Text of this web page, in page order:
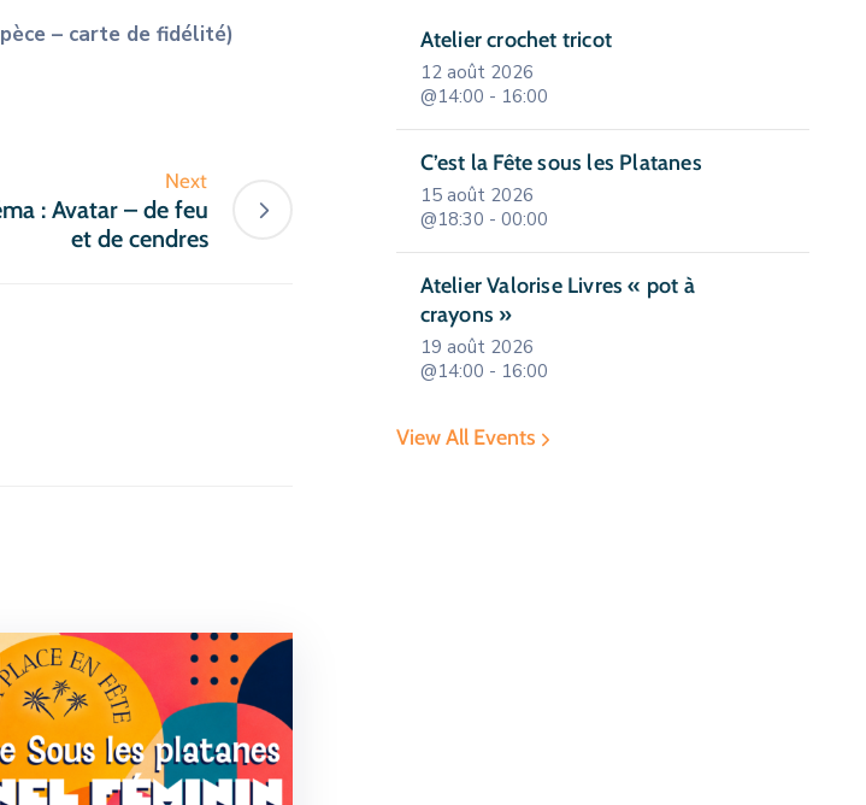
– carte de fidélité)
Next
: Avatar – de feu
et de cendres
Atelier crochet tricot
12 août 2026
@14:00 - 16:00
C’est la Fête sous les Platanes
15 août 2026
@18:30 - 00:00
Atelier Valorise Livres « pot à
crayons »
19 août 2026
@14:00 - 16:00
View All Events